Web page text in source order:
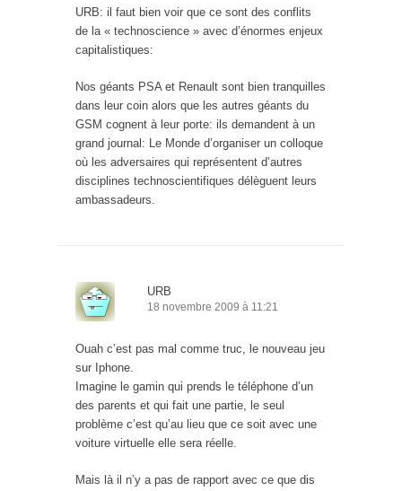
URB: il faut bien voir que ce sont des conflits
de la « technoscience » avec d’énormes enjeux
capitalistiques:
Nos géants PSA et Renault sont bien tranquilles
dans leur coin alors que les autres géants du
GSM cognent à leur porte: ils demandent à un
grand journal: Le Monde d’organiser un colloque
où les adversaires qui représentent d’autres
disciplines technoscientifiques délèguent leurs
ambassadeurs.
URB
18 novembre 2009 à 11:21
Ouah c’est pas mal comme truc, le nouveau jeu
sur Iphone.
Imagine le gamin qui prends le téléphone d’un
des parents et qui fait une partie, le seul
problème c’est qu’au lieu que ce soit avec une
voiture virtuelle elle sera réelle.
Mais là il n’y a pas de rapport avec ce que dis